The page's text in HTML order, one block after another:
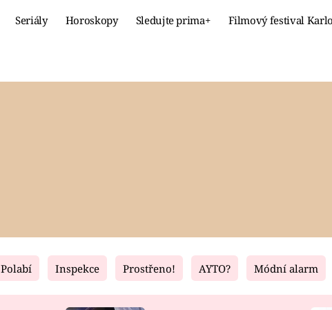
Seriály Horoskopy Sledujte prima+ Filmový festival
Fresh Living
Polabí Inspekce Prostřeno! AYTO? Módní alarm